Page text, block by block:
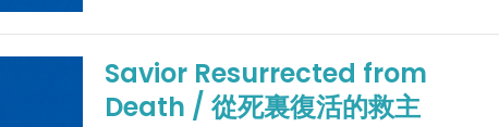
Savior Resurrected from
Death / 從死裏復活的救主